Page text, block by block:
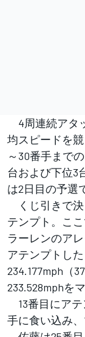
4周連続アタ
均スピードを
～30番手まで
台および下位3
は2日目の予選
くじ引きで決
テンプト。こ
ラーレンのア
アテンプトし
234.177mph（
233.528mphを
13番目にアテ
手に食い込み